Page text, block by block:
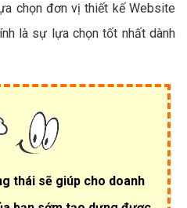
chọn đơn vị thiết kế Website
là sự lựa chọn tốt nhất dành
thái sẽ giúp cho doanh